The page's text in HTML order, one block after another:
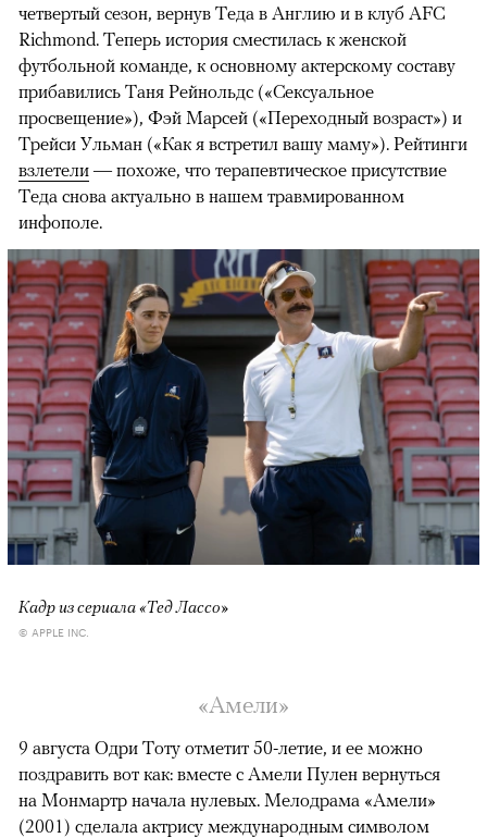
00:00 / 00:00
четвертый сезон, вернув Теда в Англию и в клуб AFC
Richmond. Теперь история сместилась к женской
футбольной команде, к основному актерскому составу
прибавились Таня Рейнольдс («Сексуальное
просвещение»), Фэй Марсей («Переходный возраст») и
Трейси Ульман («Как я встретил вашу маму»). Рейтинги
взлетели — похоже, что терапевтическое присутствие
Теда снова актуально в нашем травмированном
инфополе.
Кадр из сериала «Тед Лассо»
© APPLE INC.
«Амели»
9 августа Одри Тоту отметит 50-летие, и ее можно
поздравить вот как: вместе с Амели Пулен вернуться
на Монмартр начала нулевых. Мелодрама «Амели»
(2001) сделала актрису международным символом